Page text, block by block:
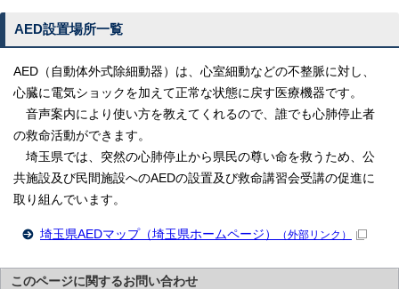
AED設置場所一覧
AED（自動体外式除細動器）は、心室細動などの不整脈に対し、
心臓に電気ショックを加えて正常な状態に戻す医療機器です。
音声案内により使い方を教えてくれるので、誰でも心肺停止者
の救命活動ができます。
埼玉県では、突然の心肺停止から県民の尊い命を救うため、公
共施設及び民間施設へのAEDの設置及び救命講習会受講の促進に
取り組んでいます。
埼玉県AEDマップ（埼玉県ホームページ） （外部リンク）
このページに関するお問い合わせ